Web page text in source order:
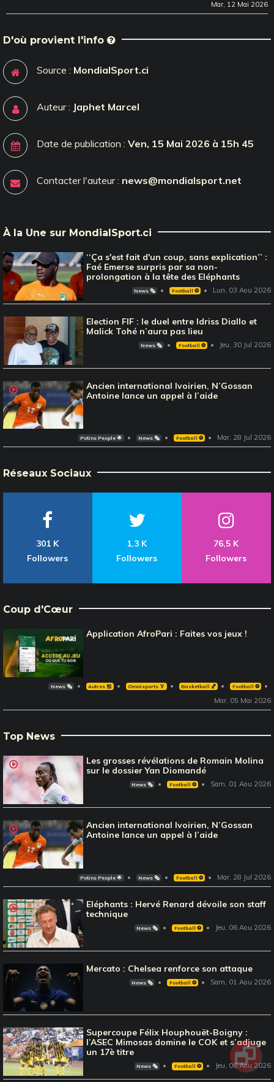
Mar, 12 Mai 2026
D'où provient l'info
Source : MondialSport.ci
Auteur : Japhet Marcel
Date de publication : Ven, 15 Mai 2026 à 15h 45
Contacter l'auteur : news@mondialsport.net
À la Une sur MondialSport.ci
‘‘Ça s'est fait d'un coup, sans explication’’ :
Faé Emerse surpris par sa non-
prolongation à la tête des Eléphants
News 🗞️ Football ⚽️ Lun, 03 Aou 2026
Election FIF : le duel entre Idriss Diallo et
Malick Tohé n’aura pas lieu
News 🗞️ Football ⚽️ Jeu, 30 Jul 2026
Ancien international Ivoirien, N’Gossan
Antoine lance un appel à l’aide
Potins People 🌟 News 🗞️ Football ⚽️ Mar, 28 Jul 2026
Réseaux Sociaux
301 K
Followers
1,3 K
Followers
76,5 K
Followers
Coup d'Cœur
Application AfroPari : Faites vos jeux !
News 🗞️ Autres 🎽 Omnisports 🏅 Basketball 🏀 Football ⚽️
Mar, 05 Mai 2026
Top News
Les grosses révélations de Romain Molina
sur le dossier Yan Diomandé
News 🗞️ Football ⚽️ Sam, 01 Aou 2026
Ancien international Ivoirien, N’Gossan
Antoine lance un appel à l’aide
Potins People 🌟 News 🗞️ Football ⚽️ Mar, 28 Jul 2026
Eléphants : Hervé Renard dévoile son staff
technique
News 🗞️ Football ⚽️ Jeu, 06 Aou 2026
Mercato : Chelsea renforce son attaque
News 🗞️ Football ⚽️ Sam, 01 Aou 2026
Supercoupe Félix Houphouët-Boigny :
l’ASEC Mimosas domine le COK et s’adjuge
un 17è titre
News 🗞️ Football ⚽️ Jeu, 06 Aou 2026